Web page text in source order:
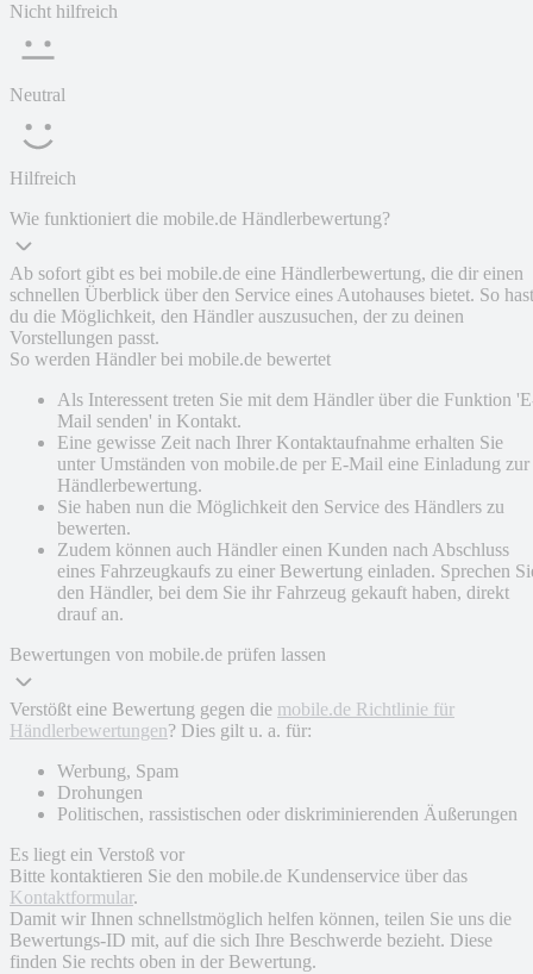
Nicht hilfreich
Neutral
Hilfreich
Wie funktioniert die mobile.de Händlerbewertung?
Ab sofort gibt es bei mobile.de eine Händlerbewertung, die dir einen
schnellen Überblick über den Service eines Autohauses bietet. So hast
du die Möglichkeit, den Händler auszusuchen, der zu deinen
Vorstellungen passt.
So werden Händler bei mobile.de bewertet
Als Interessent treten Sie mit dem Händler über die Funktion
Mail senden' in Kontakt.
Eine gewisse Zeit nach Ihrer Kontaktaufnahme erhalten Sie
unter Umständen von mobile.de per E-Mail eine Einladung zur
Händlerbewertung.
Sie haben nun die Möglichkeit den Service des Händlers zu
bewerten.
Zudem können auch Händler einen Kunden nach Abschluss
eines Fahrzeugkaufs zu einer Bewertung einladen. Sprechen
den Händler, bei dem Sie ihr Fahrzeug gekauft haben, direkt
drauf an.
Bewertungen von mobile.de prüfen lassen
Verstößt eine Bewertung gegen die mobile.de Richtlinie für
Händlerbewertungen? Dies gilt u. a. für:
Werbung, Spam
Drohungen
Politischen, rassistischen oder diskriminierenden Äußerungen
Es liegt ein Verstoß vor
Bitte kontaktieren Sie den mobile.de Kundenservice über das
Kontaktformular.
Damit wir Ihnen schnellstmöglich helfen können, teilen Sie uns die
Bewertungs-ID mit, auf die sich Ihre Beschwerde bezieht. Diese
finden Sie rechts oben in der Bewertung.